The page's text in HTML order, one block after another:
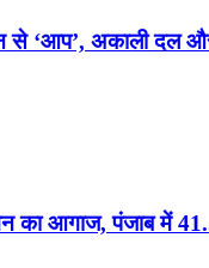
से ‘आप’, अकाली दल
का आगाज, पंजाब में